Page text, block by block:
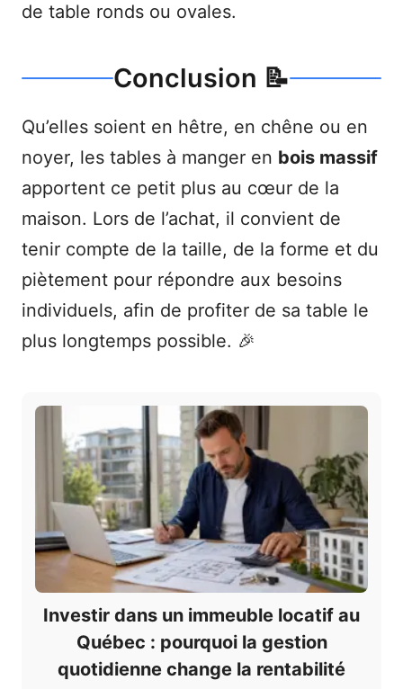
de table ronds ou ovales.
Conclusion 📝
Qu’elles soient en hêtre, en chêne ou en
noyer, les tables à manger en bois massif
apportent ce petit plus au cœur de la
maison. Lors de l’achat, il convient de
tenir compte de la taille, de la forme et du
piètement pour répondre aux besoins
individuels, afin de profiter de sa table le
plus longtemps possible. 🎉
Investir dans un immeuble locatif au
Québec : pourquoi la gestion
quotidienne change la rentabilité